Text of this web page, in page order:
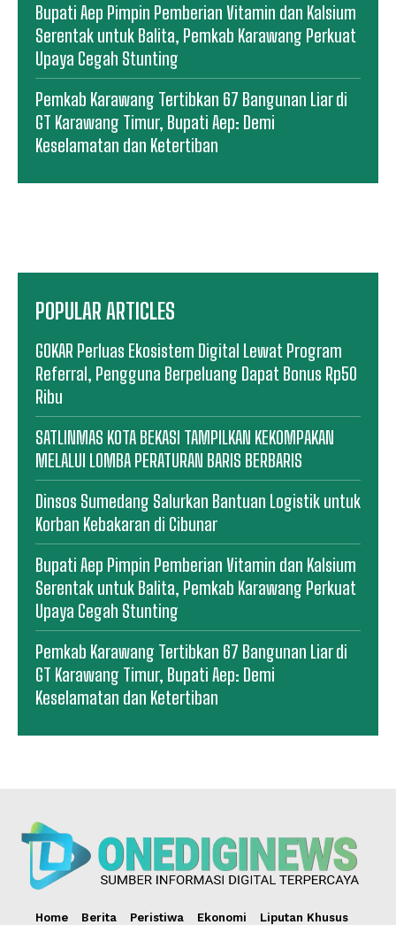
Bupati Aep Pimpin Pemberian Vitamin dan Kalsium
Serentak untuk Balita, Pemkab Karawang Perkuat
Upaya Cegah Stunting
Pemkab Karawang Tertibkan 67 Bangunan Liar di
GT Karawang Timur, Bupati Aep: Demi
Keselamatan dan Ketertiban
POPULAR ARTICLES
GOKAR Perluas Ekosistem Digital Lewat Program
Referral, Pengguna Berpeluang Dapat Bonus Rp50
Ribu
SATLINMAS KOTA BEKASI TAMPILKAN KEKOMPAKAN
MELALUI LOMBA PERATURAN BARIS BERBARIS
Dinsos Sumedang Salurkan Bantuan Logistik untuk
Korban Kebakaran di Cibunar
Bupati Aep Pimpin Pemberian Vitamin dan Kalsium
Serentak untuk Balita, Pemkab Karawang Perkuat
Upaya Cegah Stunting
Pemkab Karawang Tertibkan 67 Bangunan Liar di
GT Karawang Timur, Bupati Aep: Demi
Keselamatan dan Ketertiban
Home Berita Peristiwa Ekonomi
Liputan Khusus